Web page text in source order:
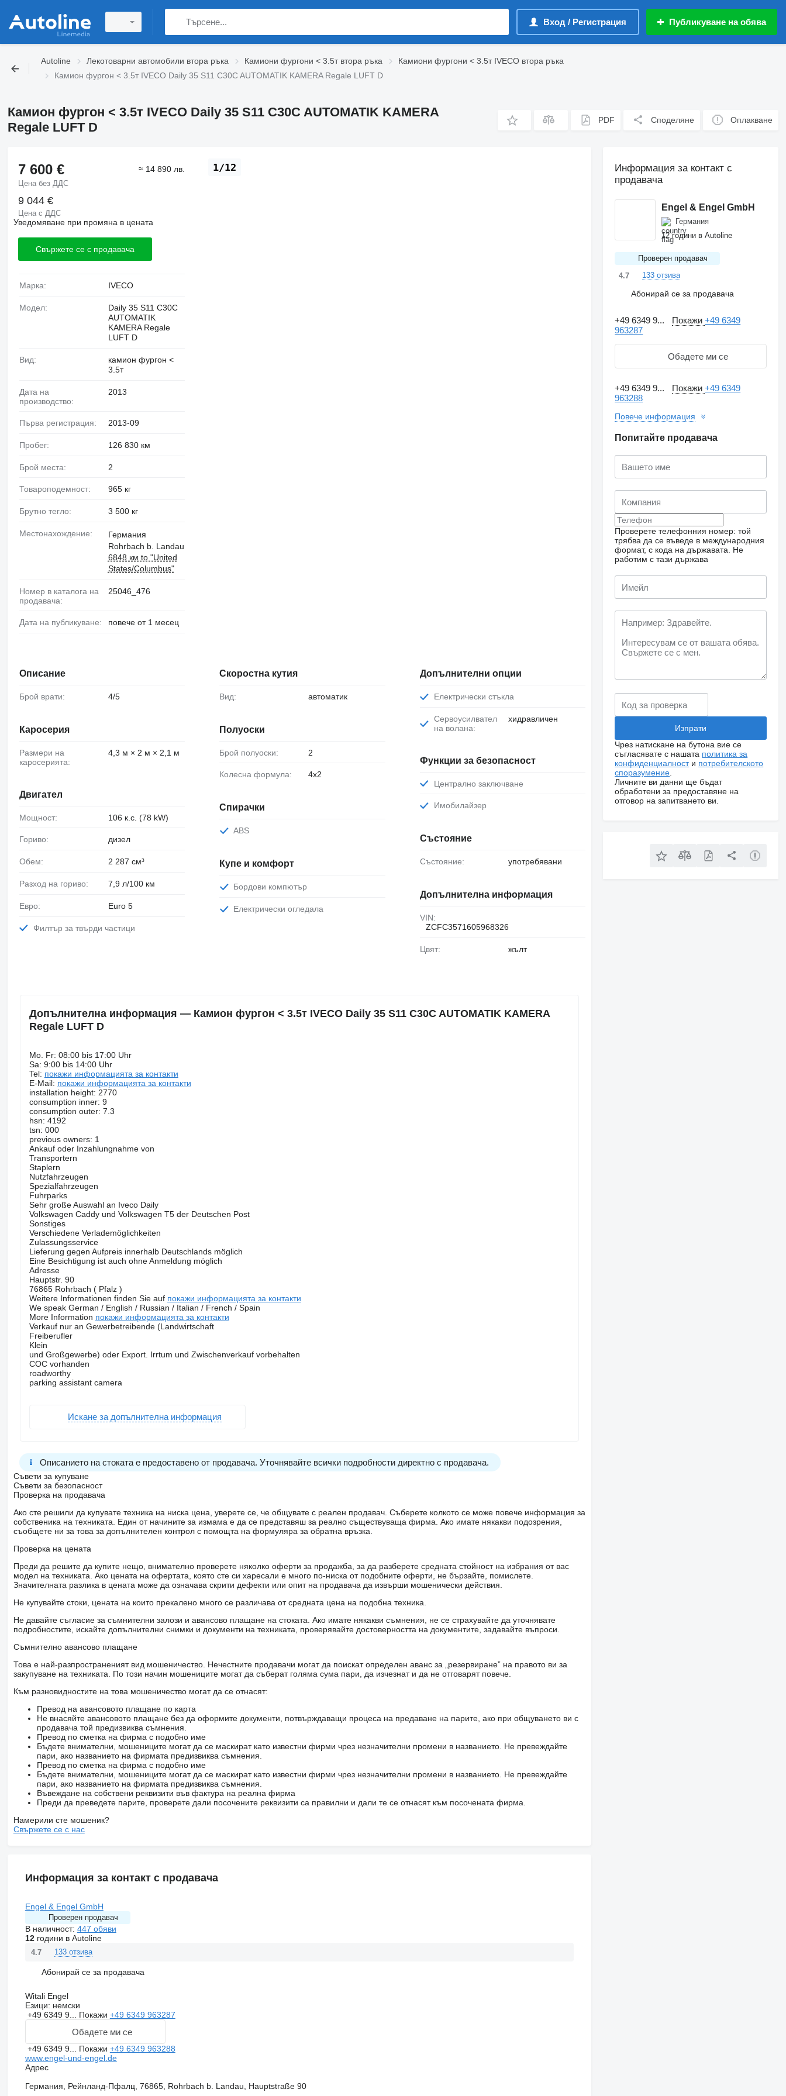
Вход / Регистрация Публикуване на обява
Autoline Лекотоварни автомобили втора ръка Камиони фургони < 3.5т втора ръка
Камиони фургони < 3.5т IVECO втора ръка
Камион фургон < 3.5т IVECO Daily 35 S11 C30C AUTOMATIK KAMERA Regale LUFT D
Камион фургон < 3.5т IVECO Daily 35 S11 C30C AUTOMATIK KAMERA
Regale LUFT D
PDF Споделяне Оплакване
1/12
7 600 €
Цена без ДДС
≈ 14 890 лв.
9 044 €
Цена с ДДС
Уведомяване при промяна в цената
Свържете се с продавача
Марка: IVECO
Модел:
Daily 35 S11 C30C
AUTOMATIK
KAMERA Regale
LUFT D
Вид:
камион фургон <
3.5т
Дата на
производство:
2013
Първа регистрация: 2013-09
Пробег: 126 830 км
Брой места: 2
Товароподемност: 965 кг
Брутно тегло: 3 500 кг
Местонахождение:
Германия
Rohrbach b. Landau
6848 км to "United
States/Columbus"
Номер в каталога на
продавача:
25046_476
Дата на публикуване: повече от 1 месец
Описание
Брой врати: 4/5
Каросерия
Размери на
каросерията:
4,3 м × 2 м × 2,1 м
Двигател
Мощност: 106 к.с. (78 kW)
Гориво: дизел
Обем: 2 287 см³
Разход на гориво: 7,9 л/100 км
Евро: Euro 5
Филтър за твърди частици
Скоростна кутия
Вид: автоматик
Полуоски
Брой полуоски: 2
Колесна формула: 4x2
Спирачки
ABS
Купе и комфорт
Бордови компютър
Електрически огледала
Допълнителни опции
Електрически стъкла
Сервоусилвател
на волана:
хидравличен
Функции за безопасност
Централно заключване
Имобилайзер
Състояние
Състояние: употребявани
Допълнителна информация
VIN:
ZCFC3571605968326
Цвят: жълт
Допълнителна информация — Камион фургон < 3.5т IVECO Daily 35 S11 C30C AUTOMATIK KAMERA
Regale LUFT D
Mo. Fr: 08:00 bis 17:00 Uhr
Sa: 9:00 bis 14:00 Uhr
Tel: покажи информацията за контакти
E-Mail: покажи информацията за контакти
installation height: 2770
consumption inner: 9
consumption outer: 7.3
hsn: 4192
tsn: 000
previous owners: 1
Ankauf oder Inzahlungnahme von
Transportern
Staplern
Nutzfahrzeugen
Spezialfahrzeugen
Fuhrparks
Sehr große Auswahl an Iveco Daily
Volkswagen Caddy und Volkswagen T5 der Deutschen Post
Sonstiges
Verschiedene Verlademöglichkeiten
Zulassungsservice
Lieferung gegen Aufpreis innerhalb Deutschlands möglich
Eine Besichtigung ist auch ohne Anmeldung möglich
Adresse
Hauptstr. 90
76865 Rohrbach ( Pfalz )
Weitere Informationen finden Sie auf покажи информацията за контакти
We speak German / English / Russian / Italian / French / Spain
More Information покажи информацията за контакти
Verkauf nur an Gewerbetreibende (Landwirtschaft
Freiberufler
Klein
und Großgewerbe) oder Export. Irrtum und Zwischenverkauf vorbehalten
COC vorhanden
roadworthy
parking assistant camera
Искане за допълнителна информация
Описанието на стоката е предоставено от продавача. Уточнявайте всички подробности директно с продавача.
Съвети за купуване
Съвети за безопасност
Проверка на продавача
Ако сте решили да купувате техника на ниска цена, уверете се, че общувате с реален продавач. Съберете колкото се може повече информация за
собственика на техниката. Един от начините за измама е да се представяш за реално съществуваща фирма. Ако имате някакви подозрения,
съобщете ни за това за допълнителен контрол с помощта на формуляра за обратна връзка.
Проверка на цената
Преди да решите да купите нещо, внимателно проверете няколко оферти за продажба, за да разберете средната стойност на избрания от вас
модел на техниката. Ако цената на офертата, която сте си харесали е много по-ниска от подобните оферти, не бързайте, помислете.
Значителната разлика в цената може да означава скрити дефекти или опит на продавача да извърши мошенически действия.
Не купувайте стоки, цената на които прекалено много се различава от средната цена на подобна техника.
Не давайте съгласие за съмнителни залози и авансово плащане на стоката. Ако имате някакви съмнения, не се страхувайте да уточнявате
подробностите, искайте допълнителни снимки и документи на техниката, проверявайте достоверността на документите, задавайте въпроси.
Съмнително авансово плащане
Това е най-разпространеният вид мошеничество. Нечестните продавачи могат да поискат определен аванс за „резервиране” на правото ви за
закупуване на техниката. По този начин мошениците могат да съберат голяма сума пари, да изчезнат и да не отговарят повече.
Към разновидностите на това мошеничество могат да се отнасят:
Превод на авансовото плащане по карта
Не внасяйте авансовото плащане без да оформите документи, потвърждаващи процеса на предаване на парите, ако при общуването ви с
продавача той предизвиква съмнения.
Превод по сметка на фирма с подобно име
Бъдете внимателни, мошениците могат да се маскират като известни фирми чрез незначителни промени в названието. Не превеждайте
пари, ако названието на фирмата предизвиква съмнения.
Превод по сметка на фирма с подобно име
Бъдете внимателни, мошениците могат да се маскират като известни фирми чрез незначителни промени в названието. Не превеждайте
пари, ако названието на фирмата предизвиква съмнения.
Въвеждане на собствени реквизити във фактура на реална фирма
Преди да преведете парите, проверете дали посочените реквизити са правилни и дали те се отнасят към посочената фирма.
Намерили сте мошеник?
Свържете се с нас
Информация за контакт с продавача
Engel & Engel GmbH
Проверен продавач
В наличност: 447 обяви
12години в Autoline
4.7 133 отзива
Абонирай се за продавача
Witali Engel
Езици: немски
+49 6349 9... Покажи +49 6349 963287
Обадете ми се
+49 6349 9... Покажи +49 6349 963288
www.engel-und-engel.de
Адрес
Германия, Рейнланд-Пфалц, 76865, Rohrbach b. Landau, Hauptstraße 90
Информация за контакт с
продавача
Engel & Engel GmbH
Германия
12 години в Autoline
Проверен продавач
4.7
133 отзива
Абонирай се за продавача
+49 6349 9... Покажи+49 6349
963287
Обадете ми се
+49 6349 9... Покажи+49 6349
963288
Повече информация
Попитайте продавача
Проверете телефонния номер: той
трябва да се въведе в международния
формат, с кода на държавата.
Не
работим с тази държава
Чрез натискане на бутона вие се
съгласявате с нашата политика за
конфиденциалности потребителското
споразумение
Личните ви данни ще бъдат
обработени за предоставяне на
отговор на запитването ви.